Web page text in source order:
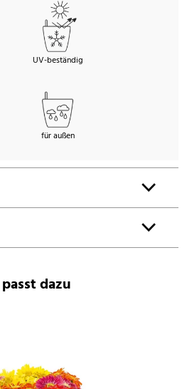
UV-beständig
für außen
dazu